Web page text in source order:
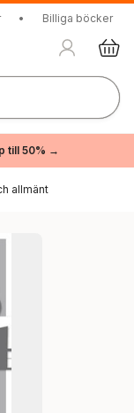
• Billiga böcker
till 50% →
allmänt